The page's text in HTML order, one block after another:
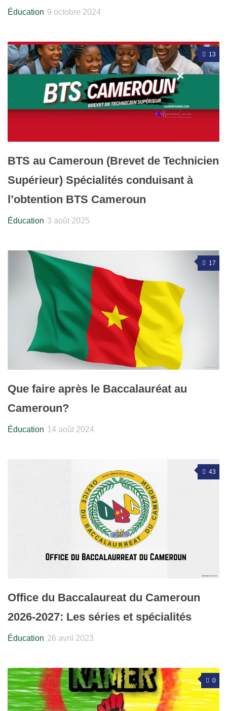
Éducation 9 octobre 2024
13
BTS au Cameroun (Brevet de Technicien
Supérieur) Spécialités conduisant à
l’obtention BTS Cameroun
Éducation 3 août 2025
17
Que faire après le Baccalauréat au
Cameroun?
Éducation 14 août 2024
43
Office du Baccalaureat du Cameroun
2026-2027: Les séries et spécialités
Éducation 26 avril 2023
0